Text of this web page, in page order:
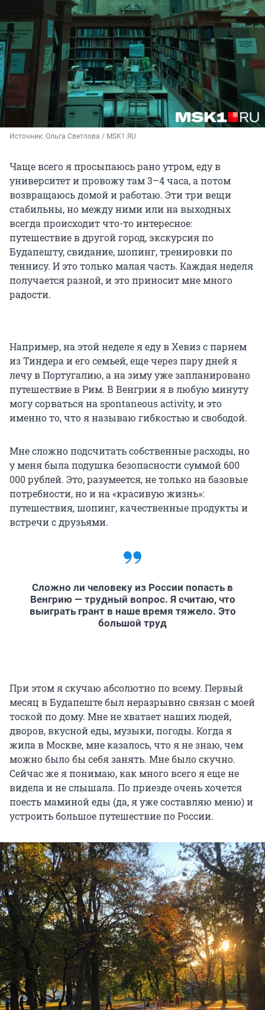
Источник: Ольга Светлова / MSK1.RU
Чаще всего я просыпаюсь рано утром, еду в
университет и провожу там 3–4 часа, а потом
возвращаюсь домой и работаю. Эти три вещи
стабильны, но между ними или на выходных
всегда происходит что-то интересное:
путешествие в другой город, экскурсия по
Будапешту, свидание, шопинг, тренировки по
теннису. И это только малая часть. Каждая неделя
получается разной, и это приносит мне много
радости.
Например, на этой неделе я еду в Хевиз с парнем
из Тиндера и его семьей, еще через пару дней я
лечу в Португалию, а на зиму уже запланировано
путешествие в Рим. В Венгрии я в любую минуту
могу сорваться на spontaneous activity, и это
именно то, что я называю гибкостью и свободой.
Мне сложно подсчитать собственные расходы, но
у меня была подушка безопасности суммой 600
000 рублей. Это, разумеется, не только на базовые
потребности, но и на «красивую жизнь»:
путешествия, шопинг, качественные продукты и
встречи с друзьями.
Сложно ли человеку из России попасть в
Венгрию — трудный вопрос. Я считаю, что
выиграть грант в наше время тяжело. Это
большой труд
При этом я скучаю абсолютно по всему. Первый
месяц в Будапеште был неразрывно связан с моей
тоской по дому. Мне не хватает наших людей,
дворов, вкусной еды, музыки, погоды. Когда я
жила в Москве, мне казалось, что я не знаю, чем
можно было бы себя занять. Мне было скучно.
Сейчас же я понимаю, как много всего я еще не
видела и не слышала. По приезде очень хочется
поесть маминой еды (да, я уже составляю меню) и
устроить большое путешествие по России.